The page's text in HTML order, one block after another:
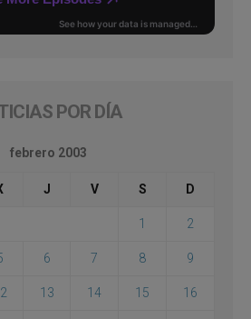
POR DÍA
febrero 2003
J V S D
1 2
6 7 8 9
13 14 15 16